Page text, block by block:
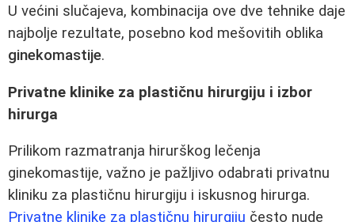
U većini slučajeva, kombinacija ove dve tehnike daje
najbolje rezultate, posebno kod mešovitih oblika
ginekomastije.
Privatne klinike za plastičnu hirurgiju i izbor
hirurga
Prilikom razmatranja hirurškog lečenja
ginekomastije, važno je pažljivo odabrati privatnu
kliniku za plastičnu hirurgiju i iskusnog hirurga.
Privatne klinike za plastičnu hirurgiju često nude